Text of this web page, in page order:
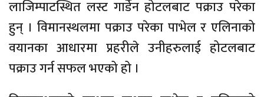
लाजिम्पाटस्थित लस्ट गार्डेन होटलबाट पक्राउ परेका
हुन् । विमानस्थलमा पक्राउ परेका पाभेल र एलिनाको
वयानका आधारमा प्रहरीले उनीहरुलाई होटलबाट
पक्राउ गर्न सफल भएको हो ।